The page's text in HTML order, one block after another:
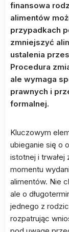
finansowa
alimentów
przypadkach
zmniejszyć
ustalenia
Procedura
ale wymaga
prawnych i
formalnej.
Kluczowym
ubieganie się o
istotnej i trwałej
momentu
alimentów. Nie
ale o
jednego z
rozpatrując